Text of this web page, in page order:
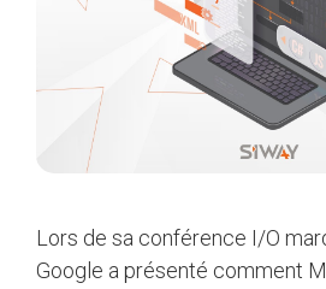
Lors de sa conférence I/O
Google a présenté comment